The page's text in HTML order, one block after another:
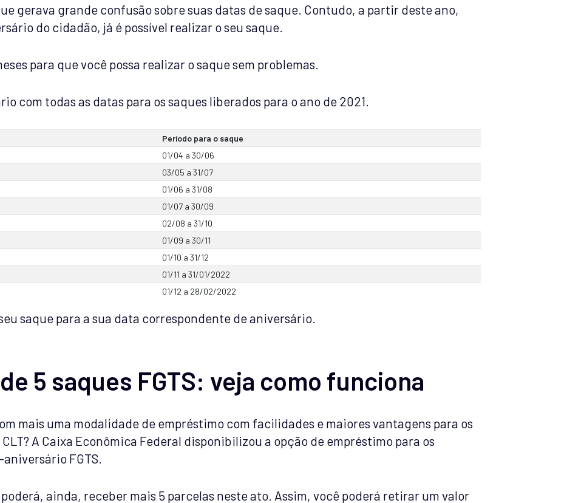
gerava grande confusão sobre suas datas de saque. Contudo, a partir deste ano,
do cidadão, já é possível realizar o seu saque.
para que você possa realizar o saque sem problemas.
com todas as datas para os saques liberados para o ano de 2021.
Período para o saque
01/04 a 30/06
03/05 a 31/07
01/06 a 31/08
01/07 a 30/09
02/08 a 31/10
01/09 a 30/11
01/10 a 31/12
01/11 a 31/01/2022
01/12 a 28/02/2022
saque para a sua data correspondente de aniversário.
5 saques FGTS: veja como funciona
mais uma modalidade de empréstimo com facilidades e maiores vantagens para os
A Caixa Econômica Federal disponibilizou a opção de empréstimo para os
FGTS.
ainda, receber mais 5 parcelas neste ato. Assim, você poderá retirar um valor